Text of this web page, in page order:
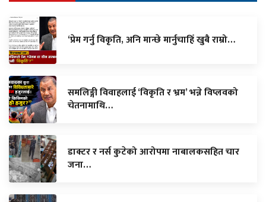
‘प्रेम गर्नु विकृति, अनि मान्छे मार्नुचाहिँ खुबै राम्रो…
समलिङ्गी विवाहलाई ‘विकृति र भ्रम’ भन्ने विप्लवको
चेतनामाथि…
डाक्टर र नर्स कुटेको आरोपमा नाबालकसहित चार
जना…